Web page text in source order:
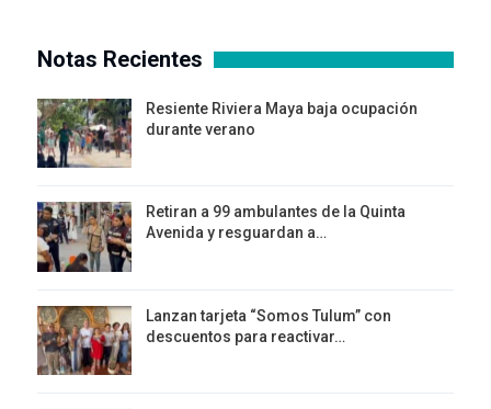
Notas Recientes
Resiente Riviera Maya baja ocupación
durante verano
Retiran a 99 ambulantes de la Quinta
Avenida y resguardan a…
Lanzan tarjeta “Somos Tulum” con
descuentos para reactivar…